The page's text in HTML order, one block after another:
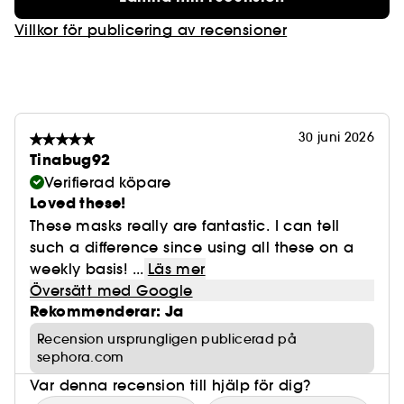
Villkor för publicering av recensioner
30 juni 2026
Tinabug92
Verifierad köpare
Loved these!
These masks really are fantastic. I can tell
such a difference since using all these on a
weekly basis! ... Läs mer
Översätt med Google
Rekommenderar: Ja
Recension ursprungligen publicerad på
sephora.com
Var denna recension till hjälp för dig?